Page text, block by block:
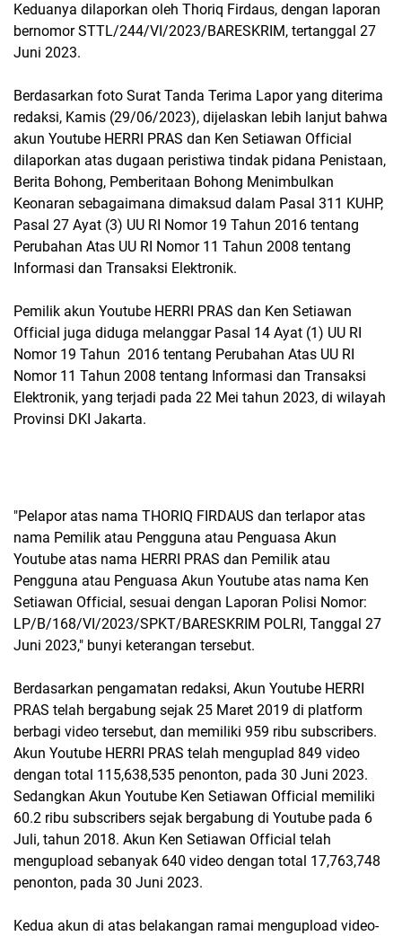
Keduanya dilaporkan oleh Thoriq Firdaus, dengan laporan
bernomor STTL/244/VI/2023/BARESKRIM, tertanggal 27
Juni 2023.
Berdasarkan foto Surat Tanda Terima Lapor yang diterima
redaksi, Kamis (29/06/2023), dijelaskan lebih lanjut bahwa
akun Youtube HERRI PRAS dan Ken Setiawan Official
dilaporkan atas dugaan peristiwa tindak pidana Penistaan,
Berita Bohong, Pemberitaan Bohong Menimbulkan
Keonaran sebagaimana dimaksud dalam Pasal 311 KUHP,
Pasal 27 Ayat (3) UU RI Nomor 19 Tahun 2016 tentang
Perubahan Atas UU RI Nomor 11 Tahun 2008 tentang
Informasi dan Transaksi Elektronik.
Pemilik akun Youtube HERRI PRAS dan Ken Setiawan
Official juga diduga melanggar Pasal 14 Ayat (1) UU RI
Nomor 19 Tahun 2016 tentang Perubahan Atas UU RI
Nomor 11 Tahun 2008 tentang Informasi dan Transaksi
Elektronik, yang terjadi pada 22 Mei tahun 2023, di wilayah
Provinsi DKI Jakarta.
"Pelapor atas nama THORIQ FIRDAUS dan terlapor atas
nama Pemilik atau Pengguna atau Penguasa Akun
Youtube atas nama HERRI PRAS dan Pemilik atau
Pengguna atau Penguasa Akun Youtube atas nama Ken
Setiawan Official, sesuai dengan Laporan Polisi Nomor:
LP/B/168/VI/2023/SPKT/BARESKRIM POLRI, Tanggal 27
Juni 2023," bunyi keterangan tersebut.
Berdasarkan pengamatan redaksi, Akun Youtube HERRI
PRAS telah bergabung sejak 25 Maret 2019 di platform
berbagi video tersebut, dan memiliki 959 ribu subscribers.
Akun Youtube HERRI PRAS telah menguplad 849 video
dengan total 115,638,535 penonton, pada 30 Juni 2023.
Sedangkan Akun Youtube Ken Setiawan Official memiliki
60.2 ribu subscribers sejak bergabung di Youtube pada 6
Juli, tahun 2018. Akun Ken Setiawan Official telah
mengupload sebanyak 640 video dengan total 17,763,748
penonton, pada 30 Juni 2023.
Kedua akun di atas belakangan ramai mengupload video-